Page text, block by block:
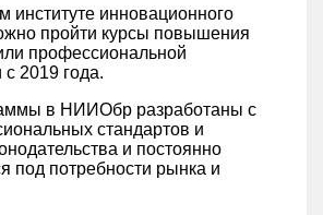
институте инновационного
пройти курсы повышения
профессиональной
с 2019 года.
в НИИОбр разработаны с
стандартов и
и постоянно
под потребности рынка и